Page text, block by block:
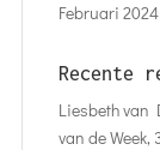
Februari 2024
Recente
Liesbeth van
van de Week,